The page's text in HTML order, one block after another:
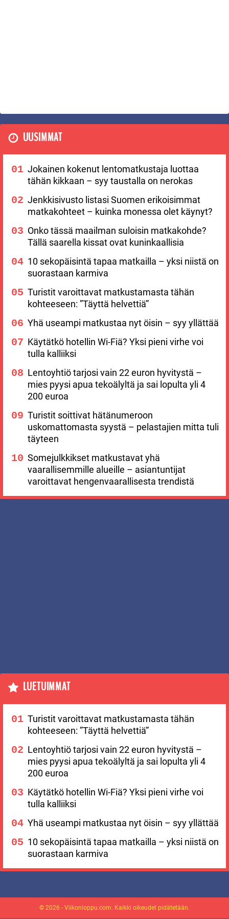
UUSIMMAT
Jokainen kokenut lentomatkustaja luottaa
tähän kikkaan – syy taustalla on nerokas
Jenkkisivusto listasi Suomen erikoisimmat
matkakohteet – kuinka monessa olet käynyt?
Onko tässä maailman suloisin matkakohde?
Tällä saarella kissat ovat kuninkaallisia
10 sekopäisintä tapaa matkailla – yksi niistä on
suorastaan karmiva
Turistit varoittavat matkustamasta tähän
kohteeseen: ”Täyttä helvettiä”
Yhä useampi matkustaa nyt öisin – syy yllättää
Käytätkö hotellin Wi-Fiä? Yksi pieni virhe voi
tulla kalliiksi
Lentoyhtiö tarjosi vain 22 euron hyvitystä –
mies pyysi apua tekoälyltä ja sai lopulta yli 4
200 euroa
Turistit soittivat hätänumeroon
uskomattomasta syystä – pelastajien mitta tuli
täyteen
Somejulkkikset matkustavat yhä
vaarallisemmille alueille – asiantuntijat
varoittavat hengenvaarallisesta trendistä
LUETUIMMAT
Turistit varoittavat matkustamasta tähän
kohteeseen: ”Täyttä helvettiä”
Lentoyhtiö tarjosi vain 22 euron hyvitystä –
mies pyysi apua tekoälyltä ja sai lopulta yli 4
200 euroa
Käytätkö hotellin Wi-Fiä? Yksi pieni virhe voi
tulla kalliiksi
Yhä useampi matkustaa nyt öisin – syy yllättää
10 sekopäisintä tapaa matkailla – yksi niistä on
suorastaan karmiva
© 2026 - Viikonloppu.com. Kaikki oikeudet pidätetään.